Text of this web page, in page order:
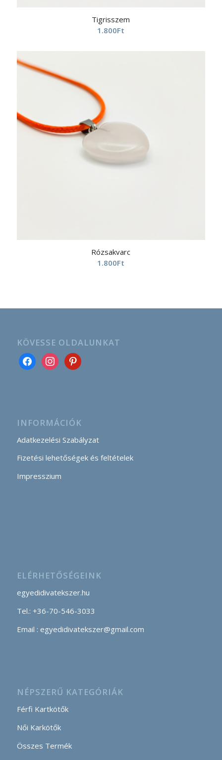
Tigrisszem
1.800Ft
Rózsakvarc
1.800Ft
KÖVESSE OLDALUNKAT
INFORMÁCIÓK
Adatkezelési Szabályzat
Fizetési lehetőségek és feltételek
Impresszium
ELÉRHETŐSÉGEINK
egyedidivatekszer.hu
Tel.: +36-70-546-3033
Email : egyedidivatekszer@gmail.com
NÉPSZERŰ KATEGÓRIÁK
Férfi Kartkötők
Női Karkötők
Összes Termék